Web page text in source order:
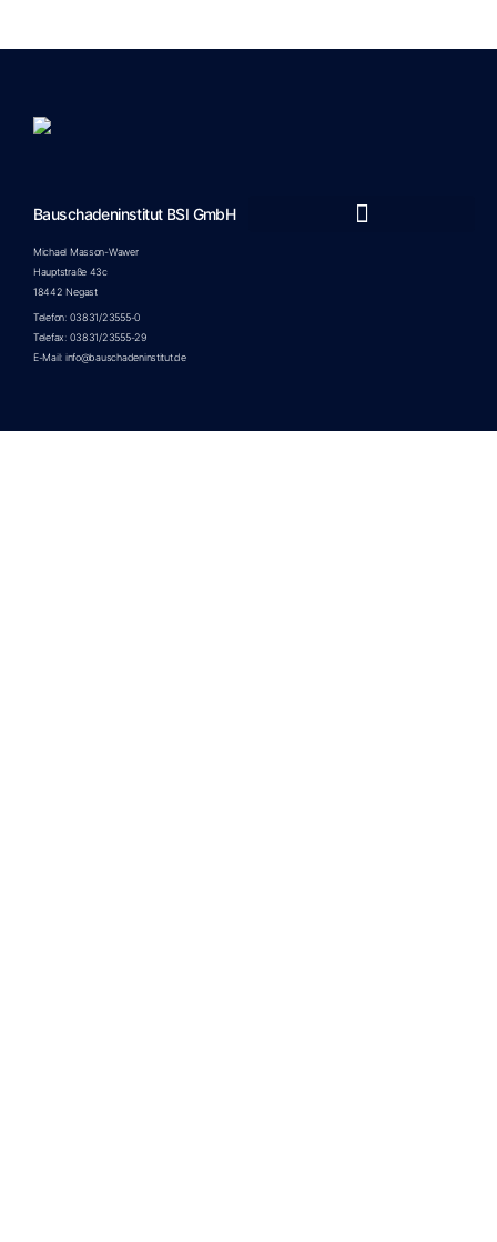
Bauschadeninstitut BSI GmbH
Michael Masson-Wawer
Hauptstraße 43c
18442 Negast
Telefon: 03831/23555-0
Telefax: 03831/23555-29
E-Mail: info@bauschadeninstitut.de